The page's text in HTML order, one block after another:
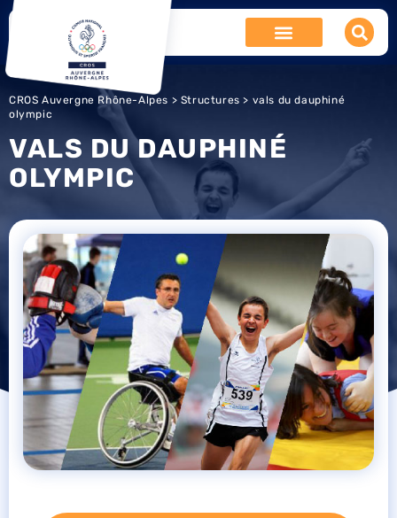
CROS Auvergne Rhône-Alpes > Structures > vals du dauphiné
olympic
VALS DU DAUPHINÉ
OLYMPIC